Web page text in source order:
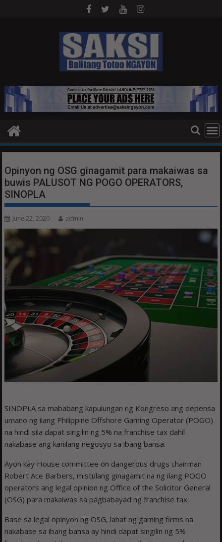
Opinyon ng OSG ginagamit para makaiwas sa
buwis PALUSOT NG POGO OPERATORS,
SINOPLA
June 22, 2020 admin
SINOPLA sa mababang kapulungan ng Kongreso ang depensa
umano ng ilang Philippine Offshore Gaming Operator (POGO)
na hindi sila dapat singilin ng 5% na franchise tax dahil
nakabase ang kanilang negosyo sa ibang bansa.
Ayon kay House committee on dangerous drugs chairman
Robert Ace Barbers, mistulang ginagamit na ng ilang POGO
operators ang legal opinion ng Office of the Solicitor General
(OSG) para makaiwas sa pagbabayad ng franchise tax.
Base sa legal opinyon ng OSG, lahat ng gaming firms na
nakabase sa ibang bansa ay hindi dapat singilin ng 5%